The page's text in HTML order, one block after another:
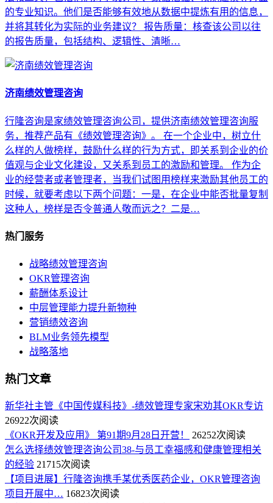
的专业知识。他们是否能够有效地从数据中提炼有用的信息，
并将其转化为实际的业务建议？ 报告质量：核查该公司以往
的报告质量，包括结构、逻辑性、清晰…
济南绩效管理咨询
行隆咨询是家绩效管理咨询公司，提供济南绩效管理咨询服
务，推荐产品有《绩效管理咨询》。 在一个企业中，树立什
么样的人做榜样，鼓励什么样的行为方式，即关系到企业的价
值观与企业文化建设，又关系到员工的激励和管理。 作为企
业的经营者或者管理者，当我们试图用榜样来激励其他员工的
时候，就要考虑以下两个问题：一是，在企业中能否批量复制
这种人，榜样是否令普通人敬而远之？二是…
热门服务
战略绩效管理咨询
OKR管理咨询
薪酬体系设计
中层管理能力提升新物种
营销绩效咨询
BLM业务领先模型
战略落地
热门文章
新华社主管《中国传媒科技》-绩效管理专家宋劝其OKR专访
26922次阅读
《OKR开发及应用》 第91期9月28日开营！
26252次阅读
怎么选择绩效管理咨询公司38-与员工幸福感和健康管理相关
的经验 21715次阅读
【项目进展】行隆咨询携手某优秀医药企业，OKR管理咨询
项目开展中… 16823次阅读